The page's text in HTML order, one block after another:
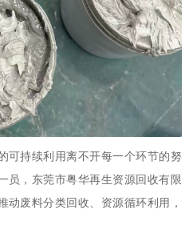
可持续利用离不开每一个环节的努
员，东莞市粤华再生资源回收有限
动废料分类回收、资源循环利用，